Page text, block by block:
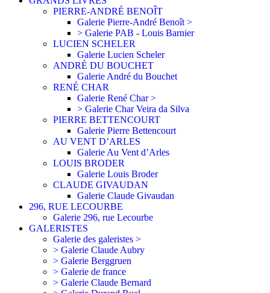
PIERRE-ANDRÉ BENOÎT
Galerie Pierre-André Benoît >
> Galerie PAB - Louis Barnier
LUCIEN SCHELER
Galerie Lucien Scheler
ANDRÉ DU BOUCHET
Galerie André du Bouchet
RENÉ CHAR
Galerie René Char >
> Galerie Char Veira da Silva
PIERRE BETTENCOURT
Galerie Pierre Bettencourt
AU VENT D’ARLES
Galerie Au Vent d’Arles
LOUIS BRODER
Galerie Louis Broder
CLAUDE GIVAUDAN
Galerie Claude Givaudan
296, RUE LECOURBE
Galerie 296, rue Lecourbe
GALERISTES
Galerie des galeristes >
> Galerie Claude Aubry
> Galerie Berggruen
> Galerie de france
> Galerie Claude Bernard